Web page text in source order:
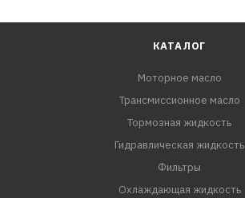
КАТАЛОГ
Моторное масло
Трансмиссионное масло
Тормозная жидкость
Гидравлическая жидкость
Фильтры
Охлаждающая жидкость